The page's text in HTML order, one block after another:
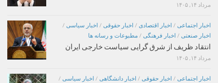
مرداد ۱۴, ۱۴۰۵
اخبار اجتماعی / اخبار اقتصادی / اخبار حقوقی / اخبار سیاسی /
اخبار صنعتی / اخبار فرهنگی / مطبوعات و رسانه ها
انتقاد ظریف از شرق گرایی سیاست خارجی ایران
مرداد ۱۴, ۱۴۰۵
اخبار اجتماعی / اخبار حقوقی / اخبار دانشگاهی / اخبار سیاسی /